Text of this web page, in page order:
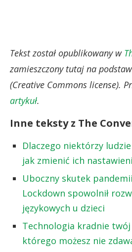
Tekst został opublikowany w
zamieszczony tutaj na
(Creative Commons license).
artykuł.
Inne teksty z The
Dlaczego niektórzy
jak zmienić ich
Uboczny skutek
Lockdown spowolnił
językowych u dzieci
Technologia kradnie
którego możesz nie